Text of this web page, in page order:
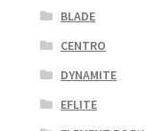
BLADE
CENTRO
DYNAMITE
EFLITE